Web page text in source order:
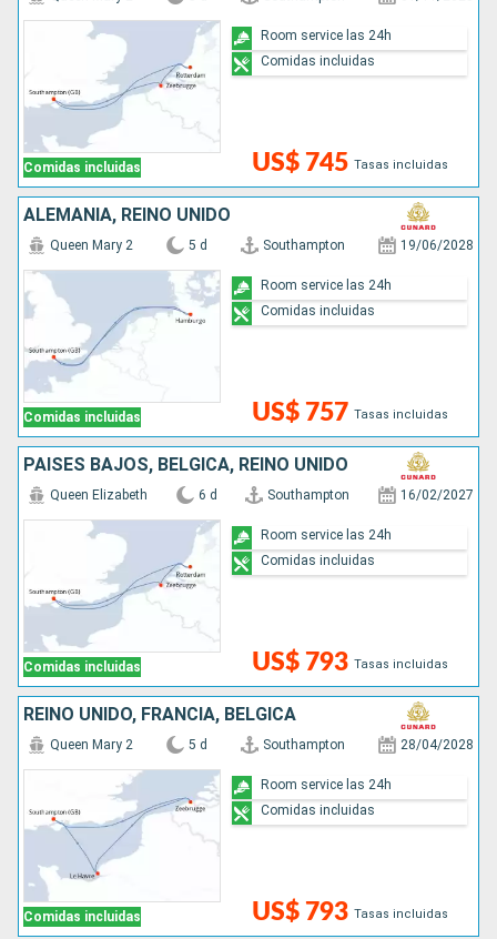
Comidas incluidas US$ 745 Tasas incluidas
Room service las 24h
Comidas incluidas
ALEMANIA, REINO UNIDO
Comidas incluidas
Queen Mary 2 5 d Southampton 19/06/2028
US$ 757 Tasas incluidas
Room service las 24h
Comidas incluidas
PAISES BAJOS, BÉLGICA, REINO UNIDO
Comidas incluidas
Queen Elizabeth 6 d Southampton 16/02/2027
US$ 793 Tasas incluidas
Room service las 24h
Comidas incluidas
REINO UNIDO, FRANCIA, BÉLGICA
Comidas incluidas
Queen Mary 2 5 d Southampton 28/04/2028
US$ 793 Tasas incluidas
Room service las 24h
Comidas incluidas